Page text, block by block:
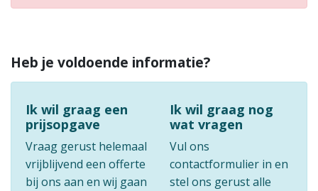
Heb je voldoende informatie?
Ik wil graag een
prijsopgave
Vraag gerust helemaal
vrijblijvend een offerte
bij ons aan en wij gaan
Ik wil graag nog
wat vragen
Vul ons
contactformulier in en
stel ons gerust alle